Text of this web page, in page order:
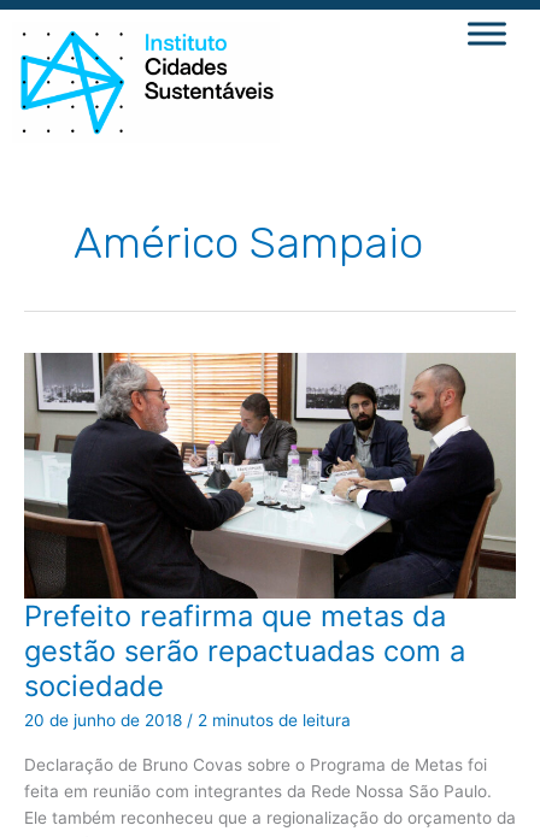
Ir
para
conteúdo
Américo Sampaio
Prefeito reafirma que metas da
gestão serão repactuadas com a
sociedade
20 de junho de 2018 / 2 minutos de leitura
Declaração de Bruno Covas sobre o Programa de Metas foi
feita em reunião com integrantes da Rede Nossa São Paulo.
Ele também reconheceu que a regionalização do orçamento da
Prefeito
reafirma
que
metas
da
gestão
serão
repactuadas
com
sociedade